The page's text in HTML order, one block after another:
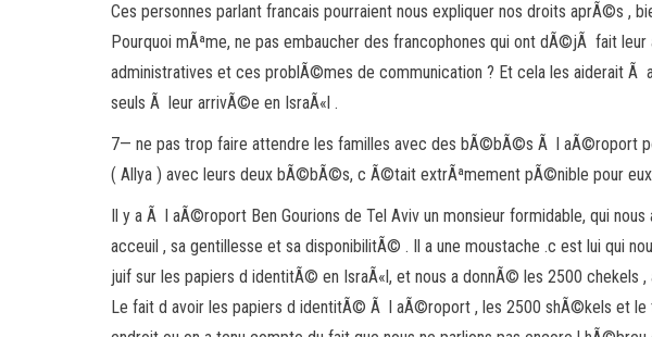
Ces personnes parlant francais pourraient nous expliquer nos droits aprÃ©s ,
Pourquoi mÃªme, ne pas embaucher des francophones qui ont dÃ©jÃ fait
administratives et ces problÃ©mes de communication ? Et cela les aiderait
seuls Ã leur arrivÃ©e en IsraÃ«l .
7— ne pas trop faire attendre les familles avec des bÃ©bÃ©s Ã l aÃ©roport
( Allya ) avec leurs deux bÃ©bÃ©s, c Ã©tait extrÃªmement pÃ©nible pour
Il y a Ã l aÃ©roport Ben Gourions de Tel Aviv un monsieur formidable, qui
acceuil , sa gentillesse et sa disponibilitÃ© . Il a une moustache .c est lui qui
juif sur les papiers d identitÃ© en IsraÃ«l, et nous a donnÃ© les 2500 chekels ,
Le fait d avoir les papiers d identitÃ© Ã l aÃ©roport , les 2500 shÃ©kels et